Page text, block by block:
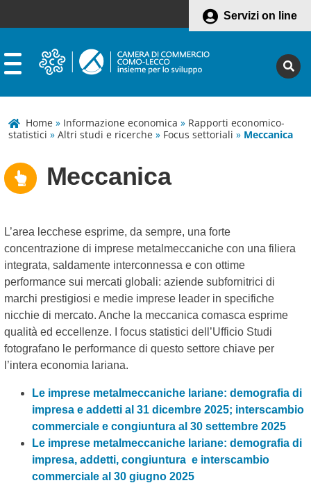
Servizi on line
Home » Informazione economica » Rapporti economico-
statistici » Altri studi e ricerche » Focus settoriali » Meccanica
Meccanica
L’area lecchese esprime, da sempre, una forte
concentrazione di imprese metalmeccaniche con una filiera
integrata, saldamente interconnessa e con ottime
performance sui mercati globali: aziende subfornitrici di
marchi prestigiosi e medie imprese leader in specifiche
nicchie di mercato. Anche la meccanica comasca esprime
qualità ed eccellenze. I focus statistici dell’Ufficio Studi
fotografano le performance di questo settore chiave per
l’intera economia lariana.
Le imprese metalmeccaniche lariane: demografia di
impresa e addetti al 31 dicembre 2025; interscambio
commerciale e congiuntura al 30 settembre 2025
Le imprese metalmeccaniche lariane: demografia di
impresa, addetti, congiuntura e interscambio
commerciale al 30 giugno 2025